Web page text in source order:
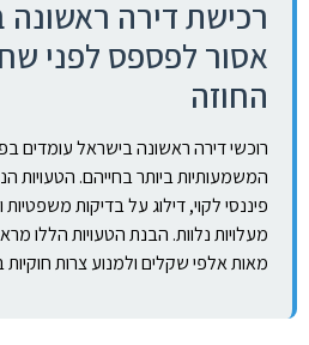
אסור לפספס לפני
החוזה
רוכשי דירה ראשונה בישראל עומדים
המשמעותיות ביותר בחייהם. הטעויות
פיננסי לקוי, דילוג על בדיקות
מעלויות נלוות. הבנת הטעויות הללו
מאות אלפי שקלים ולמנוע צרות חוקיות